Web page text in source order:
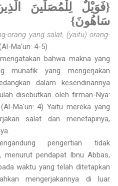
{فَوَيْلٌ لِلْمُصَلِّينَ
سَاهُونَ}
orang yang salat, (yaitu) orang-
Ma'un: 4-5)
bahwa makna yang
munafik yang mengerjakan
dalam kesendiriannya
disebutkan oleh firman-Nya:
(Al-Ma'un: 4) Yaitu mereka yang
salat dan menetapinya,
pengertian tidak
menurut pendapat Ibnu Abbas,
waktu yang telah ditetapkan
mengerjakannya di luar